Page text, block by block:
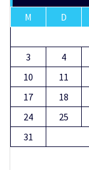
M D
3
4
10
11
17
18
24
25
31